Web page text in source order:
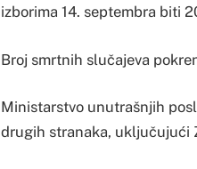
izborima 14. septembra biti
Broj smrtnih slučajeva
Ministarstvo unutrašnjih
drugih stranaka, uključujući